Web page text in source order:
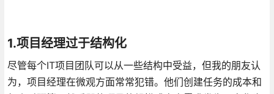
1.项目经理过于结构化
尽管每个IT项目团队可以从一些结构中受益，但我的朋友认
为，项目经理在微观方面常常犯错。他们创建任务的成本和